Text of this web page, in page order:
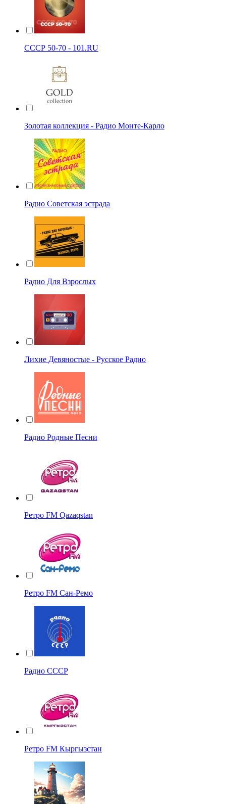
СССР 50-70 - 101.RU
Золотая коллекция - Радио Монте-Карло
Радио Советская эстрада
Радио Для Взрослых
Лихие Девяностые - Русское Радио
Радио Родные Песни
Ретро FM Qazaqstan
Ретро FM Сан-Ремо
Радио СССР
Ретро FM Кыргызстан